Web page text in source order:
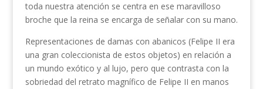
toda nuestra atención se centra en ese maravilloso
broche que la reina se encarga de señalar con su mano.
Representaciones de damas con abanicos (Felipe II era
una gran coleccionista de estos objetos) en relación a
un mundo exótico y al lujo, pero que contrasta con la
sobriedad del retrato magnífico de Felipe II en manos